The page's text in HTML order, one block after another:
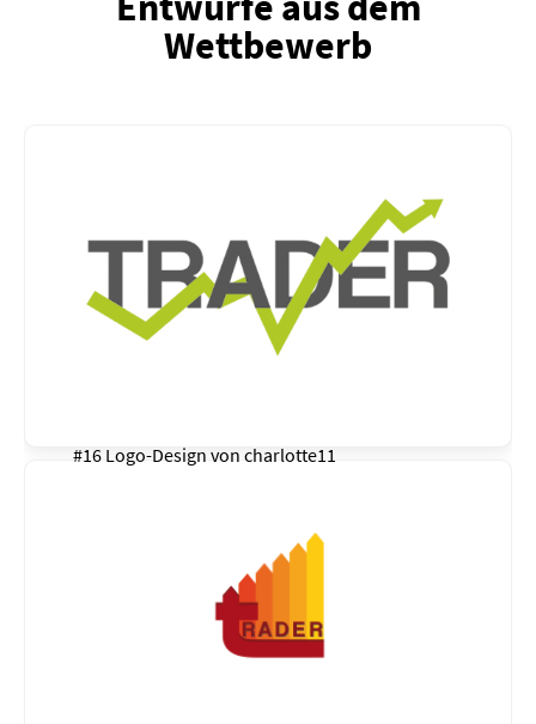
Wettbewerb
#16 Logo-Design von charlotte11